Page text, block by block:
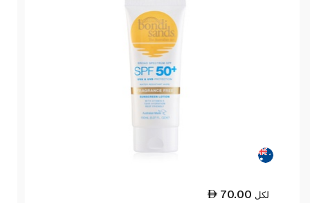
70.00 لكل